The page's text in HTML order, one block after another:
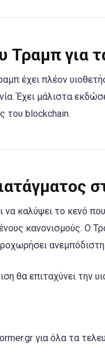
Τραμπ για
έχει πλέον
Έχει μάλιστα
του blockchain.
να καλύψει το κενό
κανονισμούς. Ο
θα επιταχύνει
για όλα τα